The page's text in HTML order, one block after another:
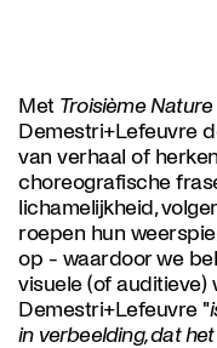
Met Troisième Nature
Demestri+Lefeuvre
van verhaal of
choreografische
lichamelijkheid,
roepen hun
op - waardoor we
visuele (of auditieve)
Demestri+Lefeuvre "
in verbeelding, dat